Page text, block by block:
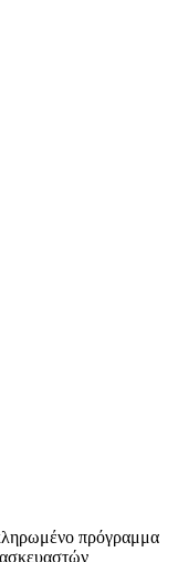
πρόγραμμα